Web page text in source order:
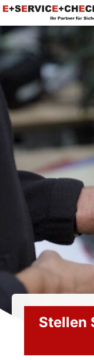
Stellen